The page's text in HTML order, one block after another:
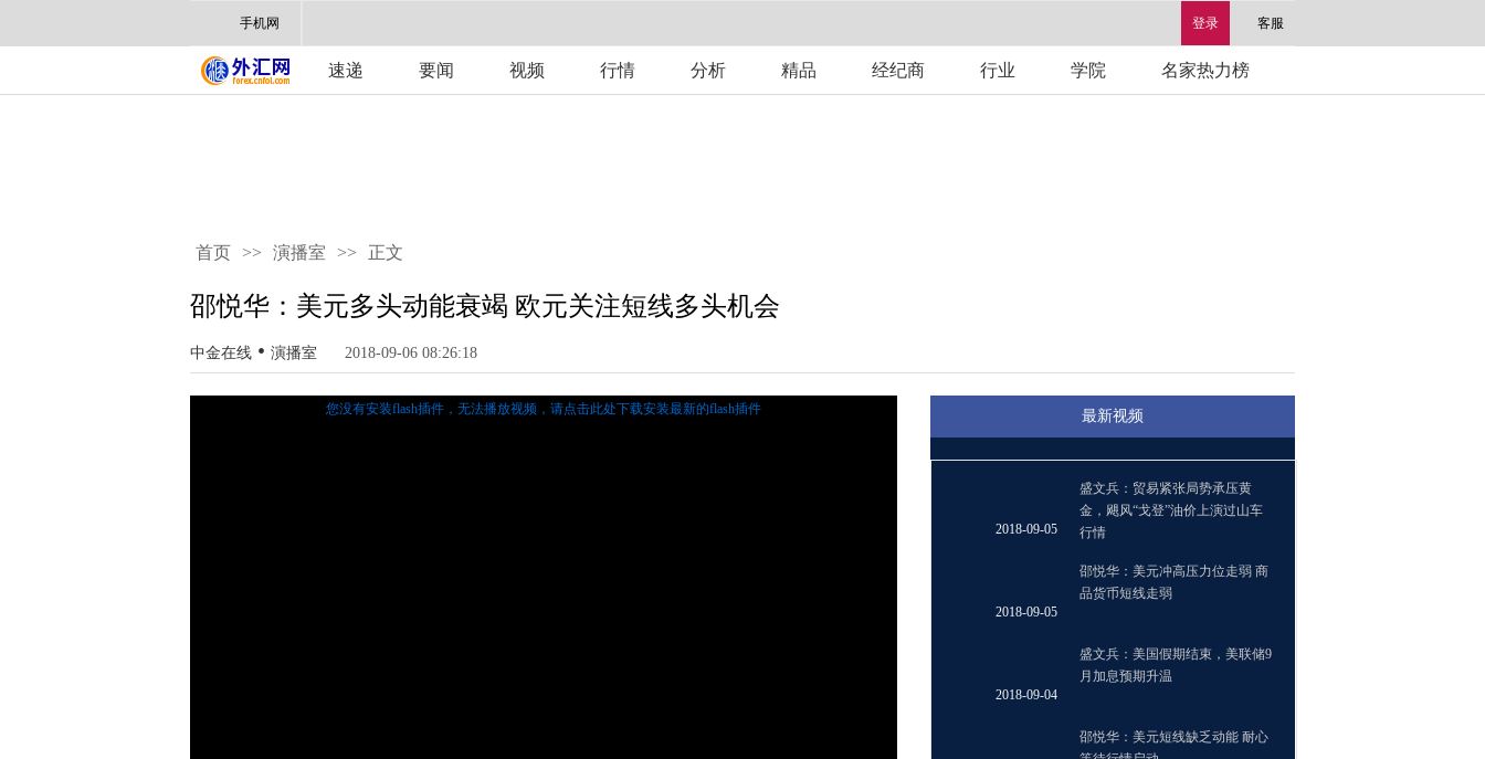
登录 客服
手机网
速递 要闻 视频 行情 分析 精品 经纪商 行业 学院 名家热力榜
首页 >> 演播室 >> 正文
邵悦华：美元多头动能衰竭 欧元关注短线多头机会
中金在线 • 演播室 2018-09-06 08:26:18
您没有安装flash插件，无法播放视频， 请点击此处下载安装最新的flash插件 最新视频
2018-09-05
盛文兵：贸易紧张局势承压黄
金，飓风“戈登”油价上演过山车
行情
2018-09-05
邵悦华：美元冲高压力位走弱 商
品货币短线走弱
2018-09-04
盛文兵：美国假期结束，美联储9
月加息预期升温
邵悦华：美元短线缺乏动能 耐心